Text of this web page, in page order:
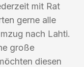
mit Rat
gerne alle
nach Lahti.
große
diesen